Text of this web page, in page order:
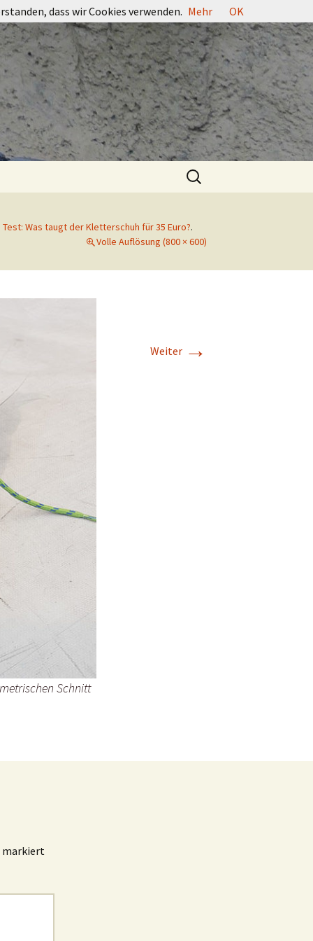
Suchen
nach:
Test: Was taugt der Kletterschuh für 35 Euro?.
Volle Auflösung (800 × 600)
Weiter →
Schnitt
markiert
dass wir Cookies verwenden. Mehr OK